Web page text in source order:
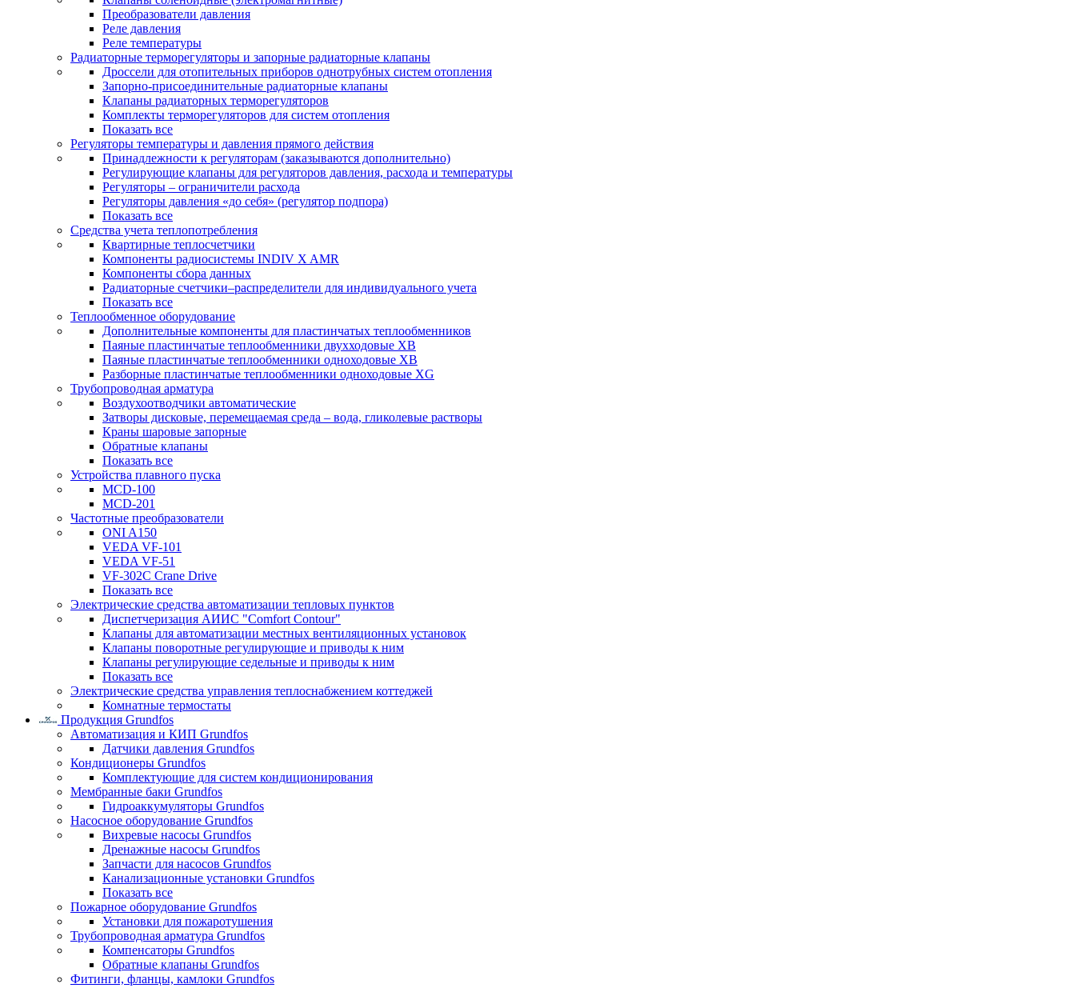
Преобразователи давления
Реле давления
Реле температуры
Радиаторные терморегуляторы и запорные радиаторные клапаны
Дроссели для отопительных приборов однотрубных систем отопления
Запорно-присоединительные радиаторные клапаны
Клапаны радиаторных терморегуляторов
Комплекты терморегуляторов для систем отопления
Показать все
Регуляторы температуры и давления прямого действия
Принадлежности к регуляторам (заказываются дополнительно)
Регулирующие клапаны для регуляторов давления, расхода и температуры
Регуляторы – ограничители расхода
Регуляторы давления «до себя» (регулятор подпора)
Показать все
Средства учета теплопотребления
Квартирные теплосчетчики
Компоненты радиосистемы INDIV X AMR
Компоненты сбора данных
Радиаторные счетчики–распределители для индивидуального учета
Показать все
Теплообменное оборудование
Дополнительные компоненты для пластинчатых теплообменников
Паяные пластинчатые теплообменники двухходовые XB
Паяные пластинчатые теплообменники одноходовые ХВ
Разборные пластинчатые теплообменники одноходовые ХG
Трубопроводная арматура
Воздухоотводчики автоматические
Затворы дисковые, перемещаемая среда – вода, гликолевые растворы
Краны шаровые запорные
Обратные клапаны
Показать все
Устройства плавного пуска
MCD-100
MCD-201
Частотные преобразователи
ONI A150
VEDA VF-101
VEDA VF-51
VF-302C Crane Drive
Показать все
Электрические средства автоматизации тепловых пунктов
Диспетчеризация АИИС "Comfort Contour"
Клапаны для автоматизации местных вентиляционных установок
Клапаны поворотные регулирующие и приводы к ним
Клапаны регулирующие седельные и приводы к ним
Показать все
Электрические средства управления теплоснабжением коттеджей
Комнатные термостаты
Продукция Grundfos
Автоматизация и КИП Grundfos
Датчики давления Grundfos
Кондиционеры Grundfos
Комплектующие для систем кондиционирования
Мембранные баки Grundfos
Гидроаккумуляторы Grundfos
Насосное оборудование Grundfos
Вихревые насосы Grundfos
Дренажные насосы Grundfos
Запчасти для насосов Grundfos
Канализационные установки Grundfos
Показать все
Пожарное оборудование Grundfos
Установки для пожаротушения
Трубопроводная арматура Grundfos
Компенсаторы Grundfos
Обратные клапаны Grundfos
Фитинги, фланцы, камлоки Grundfos